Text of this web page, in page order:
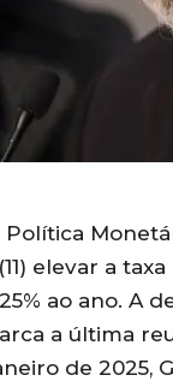
Política
elevar a
ao ano. A
a última
de 2025,